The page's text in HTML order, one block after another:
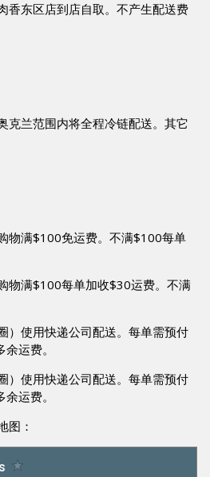
香东区店到店自取。不产生配送费
克兰范围内将全程冷链配送。其它
物满$100免运费。不满$100每单
物满$100每单加收$30运费。不满
）使用快递公司配送。每单需预付
运费。
）使用快递公司配送。每单需预付
运费。
图：